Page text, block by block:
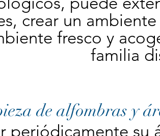
crear un
fresco y
familia
de alfombras y
periódicamente su